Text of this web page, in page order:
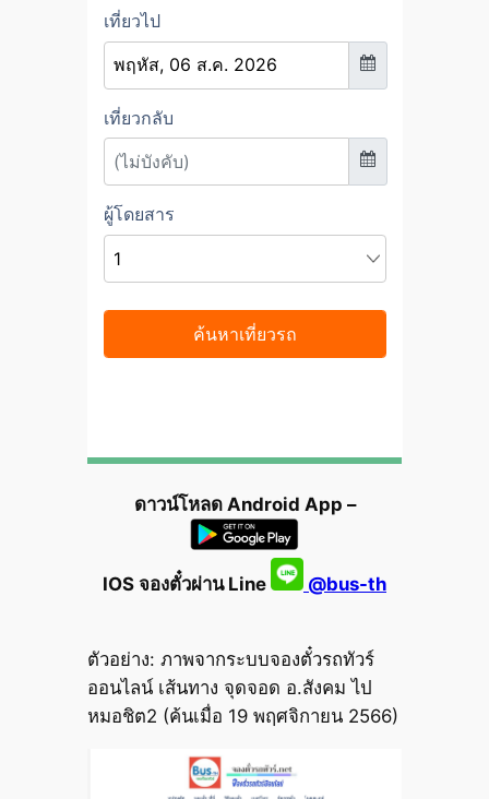
ดาวน์โหลด Android App –
IOS จองตั๋วผ่าน Line @bus-th
ตัวอย่าง: ภาพจากระบบจองตั๋วรถทัวร์
ออนไลน์ เส้นทาง จุดจอด อ.สังคม ไป
หมอชิต2 (ค้นเมื่อ 19 พฤศจิกายน 2566)